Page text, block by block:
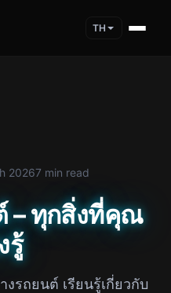
TH
20267 min read
– ทุกสิ่งที่คุณ
รู้
รถยนต์ เรียนรู้เกี่ยวกับ